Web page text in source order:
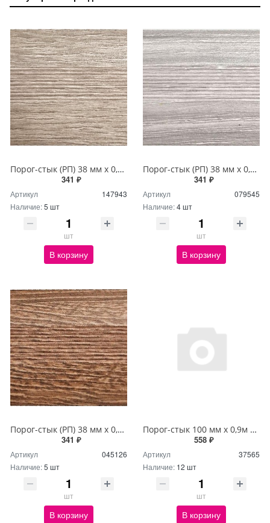
Порог-стык (РП) 38 мм х 0,9м Дуб аманд
341 ₽
Артикул
147943
Наличие:5 шт
шт
В корзину
Порог-стык (РП) 38 мм х 0,9м Дуб босфор
341 ₽
Артикул
079545
Наличие:4 шт
шт
В корзину
Порог-стык (РП) 38 мм х 0,9м Дуб браун
341 ₽
Артикул
045126
Наличие:5 шт
шт
В корзину
Порог-стык 100 мм х 0,9м орех П31,41
558 ₽
Артикул
37565
Наличие: 12 шт
шт
В корзину